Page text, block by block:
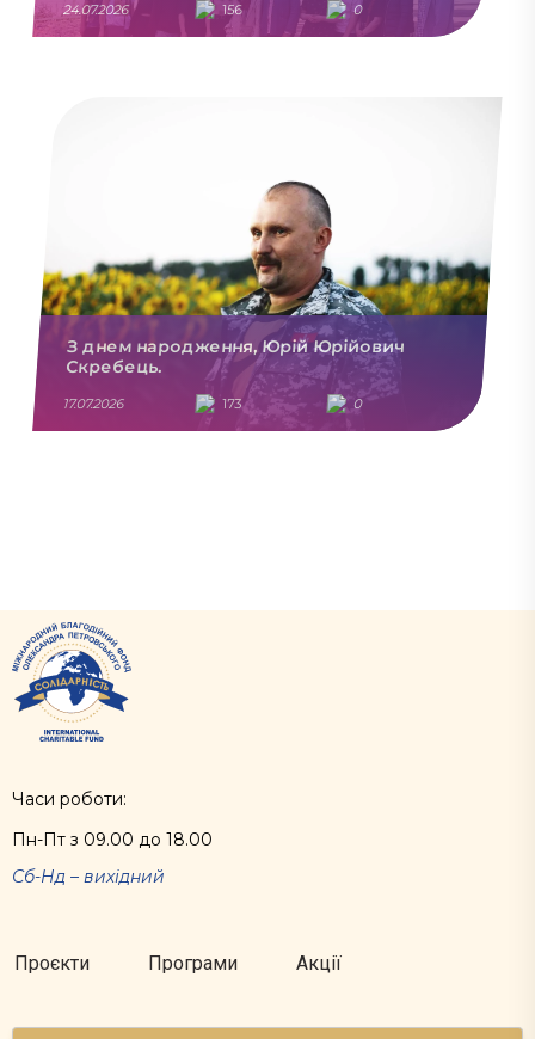
24.07.2026 156 0
З днем народження, Юрій Юрійович
Скребець.
17.07.2026 173 0
Часи роботи:
Пн-Пт з 09.00 до 18.00
Сб-Нд – вихідний
Проєкти Програми Акції